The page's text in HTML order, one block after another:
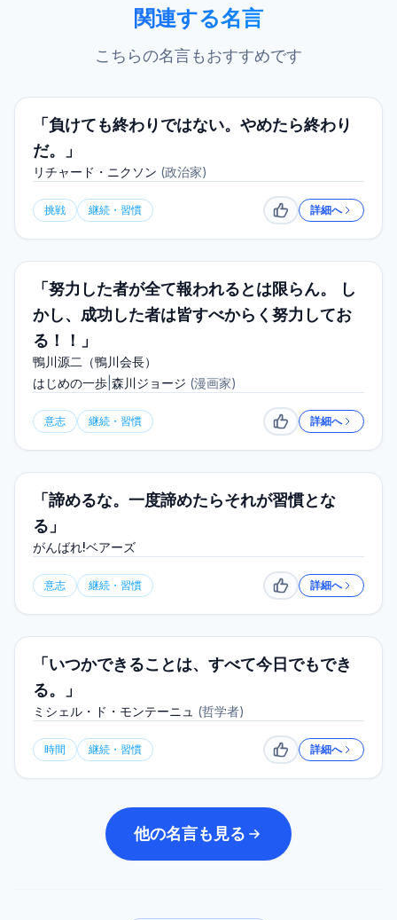
関連する名言
こちらの名言もおすすめです
「負けても終わりではない。やめたら終わり
だ。」
リチャード・ニクソン (政治家)
挑戦 継続・習慣 いいね詳細へ
「努力した者が全て報われるとは限らん。 し
かし、成功した者は皆すべからく努力してお
る！！」
鴨川源二（鴨川会長）
はじめの一歩 森川ジョージ (漫画家)
意志 継続・習慣 いいね詳細へ
「諦めるな。一度諦めたらそれが習慣とな
る」
がんばれ!ベアーズ
意志 継続・習慣 いいね詳細へ
「いつかできることは、すべて今日でもでき
る。」
ミシェル・ド・モンテーニュ (哲学者)
時間 継続・習慣 いいね詳細へ
他の名言も見る